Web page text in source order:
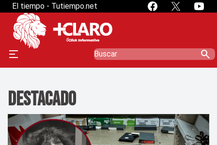
El tiempo - Tutiempo.net
search
Destacado